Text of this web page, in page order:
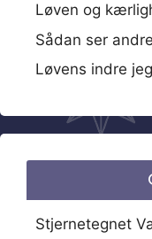
Løven og
Sådan ser
Løvens indre jeg
Stjernetegnet